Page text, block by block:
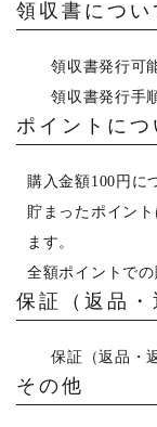
領収書につい
領収書発行可
領収書発行手
ポイントにつ
購入金額100円に
貯まったポイン
ます。
全額ポイントでの
保証（返品
保証（返品・
その他